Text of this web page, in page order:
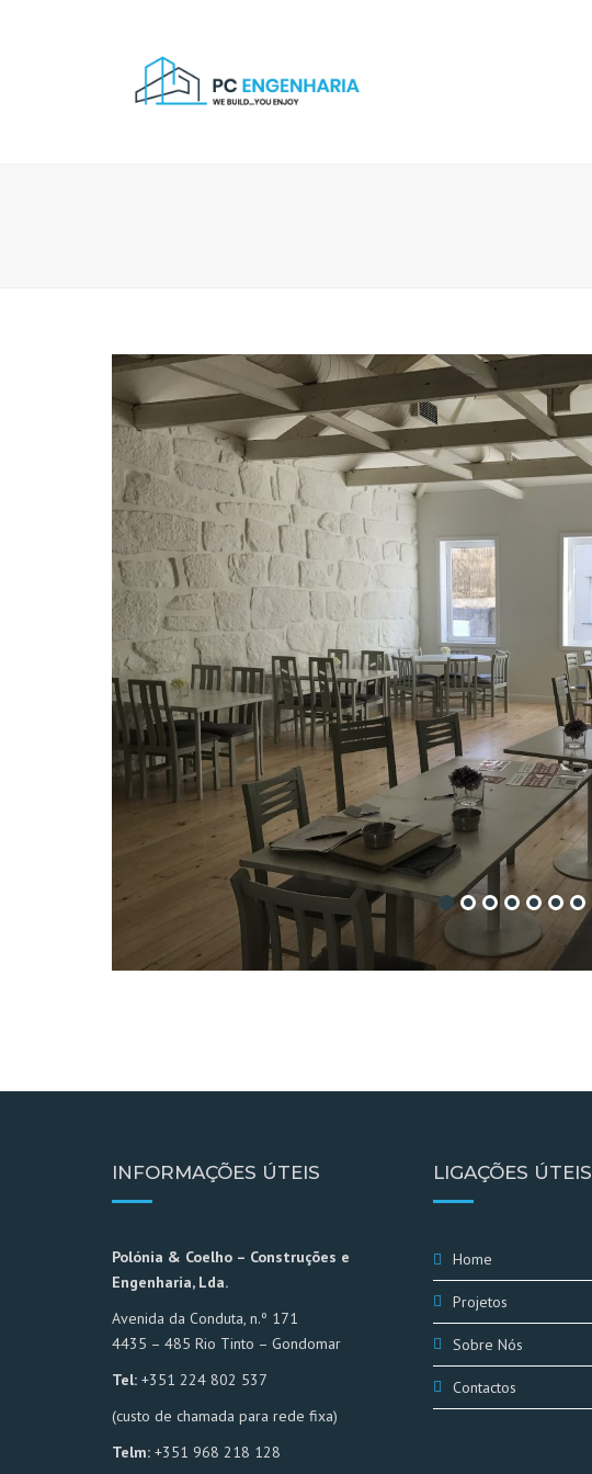
INFORMAÇÕES ÚTEIS
Polónia & Coelho – Construções e
Engenharia, Lda.
Avenida da Conduta, n.º 171
4435 – 485 Rio Tinto – Gondomar
Tel: +351 224 802 537
(custo de chamada para rede fixa)
Telm: +351 968 218 128
LIGAÇÕES ÚTEIS
Home
Projetos
Sobre Nós
Contactos